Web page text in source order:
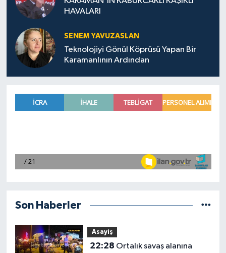
HAVALARI
SENEM YAVUZASLAN
Teknolojiyi Gönül Köprüsü Yapan Bir
Karamanlının Ardından
Son Haberler
Asayiş
22:28